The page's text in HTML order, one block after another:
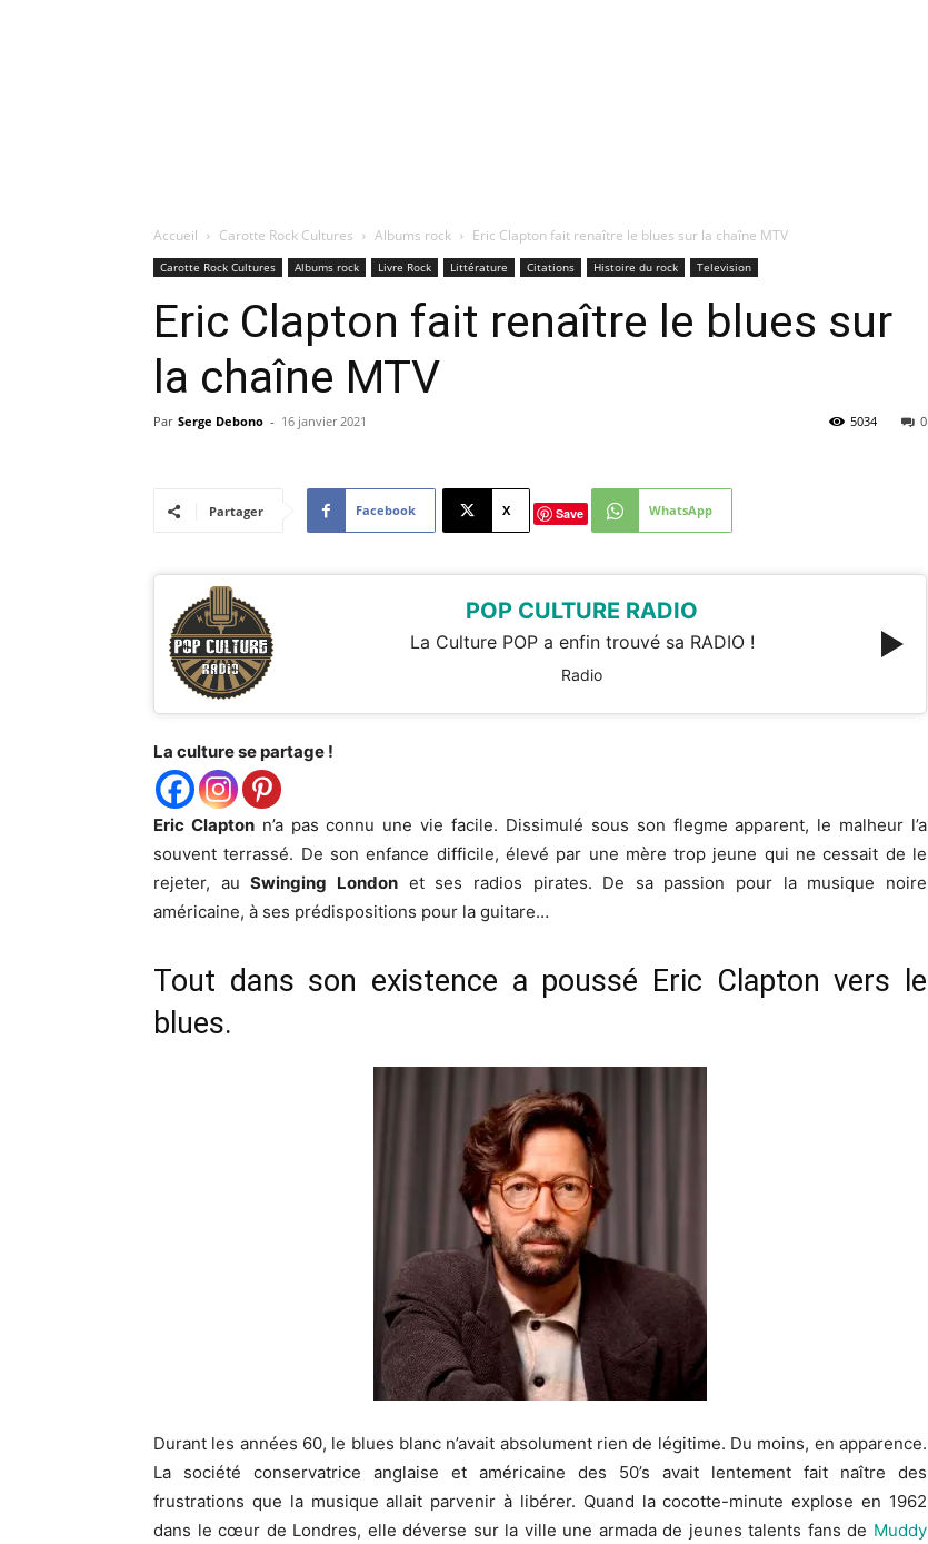
Accueil Carotte Rock Cultures Albums rock Eric Clapton fait renaître le blues sur la chaîne MTV
Carotte Rock Cultures Albums rock Livre Rock Littérature Citations Histoire du rock Television
Eric Clapton fait renaître le blues sur
la chaîne MTV
Par Serge Debono - 16 janvier 2021 0
5034
Partager Facebook X Save WhatsApp
POP CULTURE RADIO
La Culture POP a enfin trouvé sa RADIO !
Radio
La culture se partage !
Eric Claptonn’a pas connu une vie facile. Dissimulé sous son flegme apparent, le malheur l’a
souvent terrassé. De son enfance difficile, élevé par une mère trop jeune qui ne cessait de le
rejeter, auSwinging Londonet ses radios pirates. De sa passion pour la musique noire
américaine, à ses prédispositions pour la guitare…
Tout dans son existence a poussé Eric Clapton vers le
blues.
Durant les années 60, le blues blanc n’avait absolument rien de légitime. Du moins, en apparence.
La société conservatrice anglaise et américaine des 50’s avait lentement fait naître des
frustrations que la musique allait parvenir à libérer. Quand la cocotte-minute explose en 1962
dans le cœur de Londres, elle déverse sur la ville une armada de jeunes talents fans de Muddy